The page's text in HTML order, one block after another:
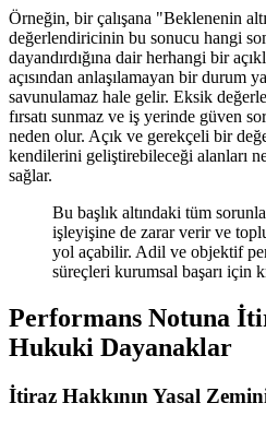
Örneğin, bir çalışana "Beklenenin
değerlendiricinin bu sonucu hangi
dayandırdığına dair herhangi bir
açısından anlaşılamayan bir durum
savunulamaz hale gelir. Eksik
fırsatı sunmaz ve iş yerinde güven
neden olur. Açık ve gerekçeli bir
kendilerini geliştirebileceği alanları
sağlar.
Bu başlık altındaki tüm
işleyişine de zarar verir ve
yol açabilir. Adil ve objektif
süreçleri kurumsal başarı için
Performans Notuna
Hukuki Dayanaklar
İtiraz Hakkının Yasal